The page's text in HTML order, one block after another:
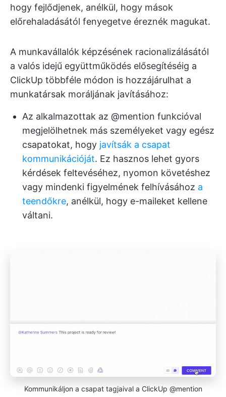
hogy fejlődjenek, anélkül, hogy mások
előrehaladásától fenyegetve éreznék magukat.
A munkavállalók képzésének racionalizálásától
a valós idejű együttműködés elősegítéséig a
ClickUp többféle módon is hozzájárulhat a
munkatársak moráljának javításához:
Az alkalmazottak az @mention funkcióval
megjelölhetnek más személyeket vagy egész
csapatokat, hogy javítsák a csapat
kommunikációját. Ez hasznos lehet gyors
kérdések feltevéséhez, nyomon követéshez
vagy mindenki figyelmének felhívásához a
teendőkre, anélkül, hogy e-maileket kellene
váltani.
Kommunikáljon a csapat tagjaival a ClickUp @mention